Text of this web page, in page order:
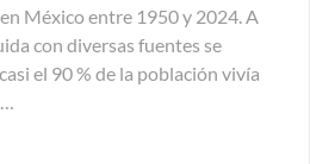
México entre 1950 y 2024. A
con diversas fuentes se
el 90 % de la población vivía